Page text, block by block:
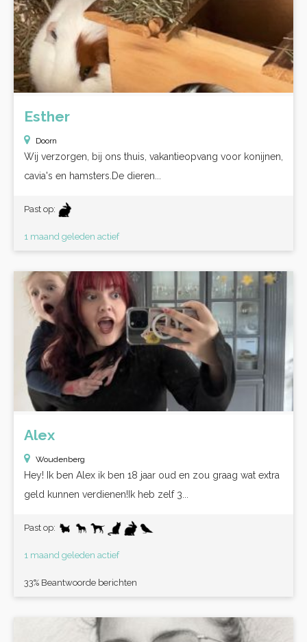
Esther
Doorn
Wij verzorgen, bij ons thuis, vakantieopvang voor konijnen,
cavia's en hamsters.De dieren...
Past op:
1 maand geleden actief
Alex
Woudenberg
Hey! Ik ben Alex ik ben 18 jaar oud en zou graag wat extra
geld kunnen verdienen!Ik heb zelf 3...
Past op:
1 maand geleden actief
33% Beantwoorde berichten